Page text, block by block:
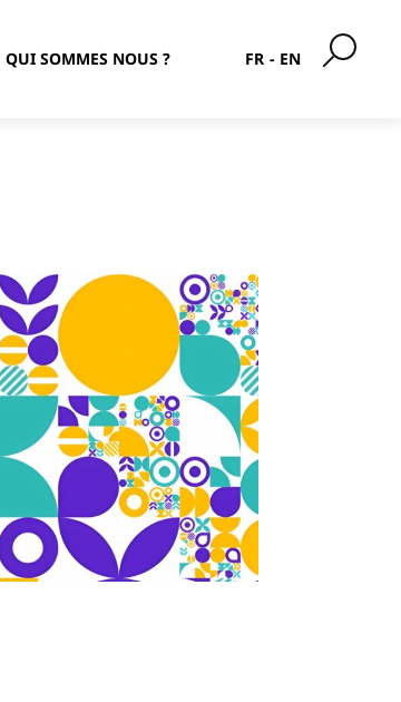
QUI SOMMES NOUS ? FR EN